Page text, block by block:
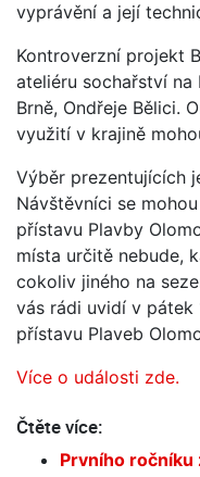
vyprávění a její
Kontroverzní projekt
ateliéru sochařství na
Brně, Ondřeje Bělici.
využití v krajině
Výběr prezentujících
Návštěvníci se
přístavu Plavby
místa určitě nebude,
cokoliv jiného na
vás rádi uvidí v pátek
přístavu Plaveb
Více o události zde.
Čtěte více:
Prvního ročníku